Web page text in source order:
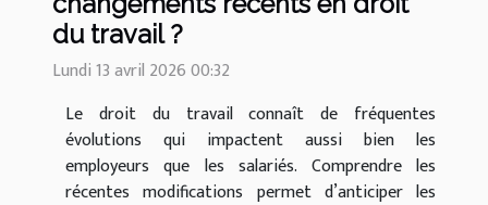
du travail ?
Lundi 13 avril 2026 00:32
Le droit du travail connaît de fréquentes
évolutions qui impactent aussi bien les
employeurs que les salariés. Comprendre les
récentes modifications permet d’anticiper les